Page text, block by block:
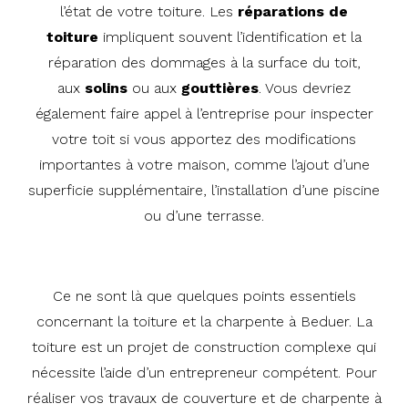
l’état de votre toiture. Les réparations de
toiture impliquent souvent l’identification et la
réparation des dommages à la surface du toit,
aux solins ou aux gouttières. Vous devriez
également faire appel à l’entreprise pour inspecter
votre toit si vous apportez des modifications
importantes à votre maison, comme l’ajout d’une
superficie supplémentaire, l’installation d’une piscine
ou d’une terrasse.
Ce ne sont là que quelques points essentiels
concernant la toiture et la charpente à Beduer. La
toiture est un projet de construction complexe qui
nécessite l’aide d’un entrepreneur compétent. Pour
réaliser vos travaux de couverture et de charpente à